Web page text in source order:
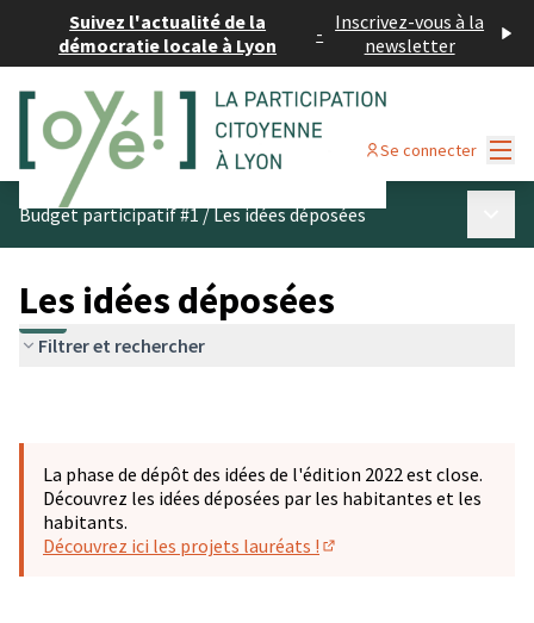
Suivez l'actualité de la
démocratie locale à Lyon
- Inscrivez-vous à la
newsletter
Se connecter
Budget participatif #1/Les idées déposées
Les idées déposées
Filtrer et rechercher
La phase de dépôt des idées de l'édition 2022 est close.
Découvrez les idées déposées par les habitantes et les
habitants.
Découvrez ici les projets lauréats !